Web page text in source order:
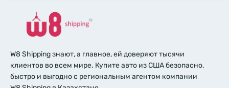
W8 Shipping знают, а главное, ей доверяют тысячи
клиентов во всем мире. Купите авто из США безопасно,
быстро и выгодно с региональным агентом компании